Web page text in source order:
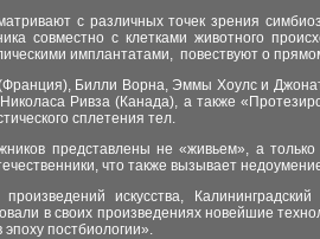
с различных точек зрения
совместно с клетками животного
имплантатами, повествуют о
Билли Ворна, Эммы Хоулс и
Ривза (Канада), а также
сплетения тел.
представлены не «живьем», а
что также вызывает
искусства,
в своих произведениях новейшие
постбиологии».